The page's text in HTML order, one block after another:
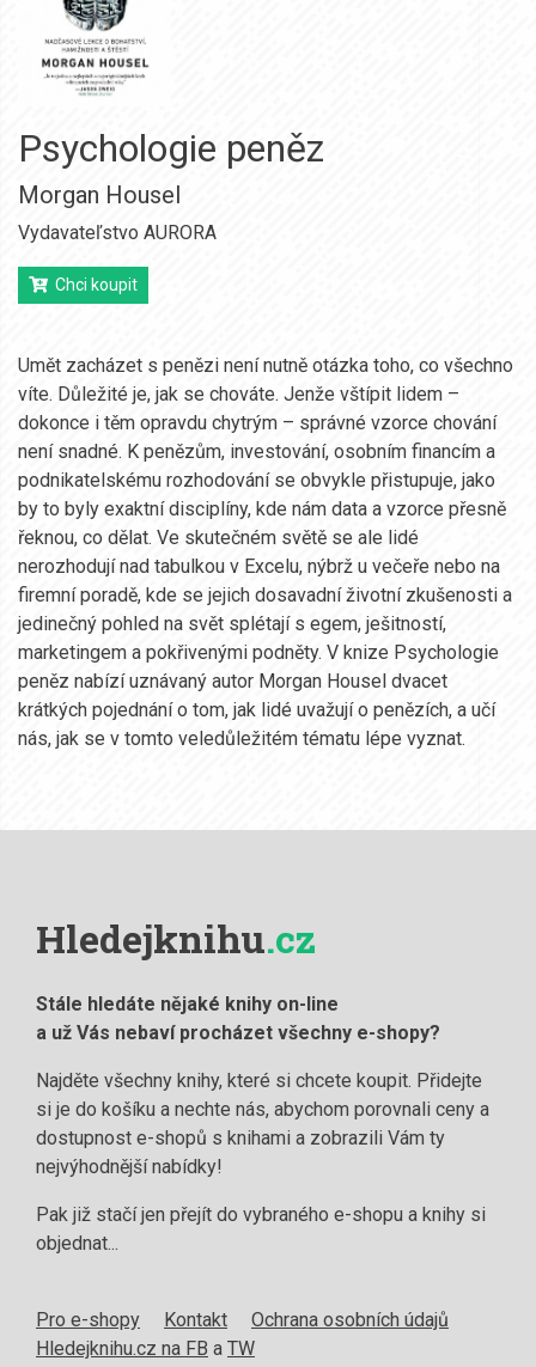
Psychologie peněz
Morgan Housel
Vydavateľstvo AURORA
Chci koupit
Umět zacházet s penězi není nutně otázka toho, co všechno
víte. Důležité je, jak se chováte. Jenže vštípit lidem –
dokonce i těm opravdu chytrým – správné vzorce chování
není snadné. K penězům, investování, osobním financím a
podnikatelskému rozhodování se obvykle přistupuje, jako
by to byly exaktní disciplíny, kde nám data a vzorce přesně
řeknou, co dělat. Ve skutečném světě se ale lidé
nerozhodují nad tabulkou v Excelu, nýbrž u večeře nebo na
firemní poradě, kde se jejich dosavadní životní zkušenosti a
jedinečný pohled na svět splétají s egem, ješitností,
marketingem a pokřivenými podněty. V knize Psychologie
peněz nabízí uznávaný autor Morgan Housel dvacet
krátkých pojednání o tom, jak lidé uvažují o penězích, a učí
nás, jak se v tomto veledůležitém tématu lépe vyznat.
Hledejknihu.cz
Stále hledáte nějaké knihy on-line
a už Vás nebaví procházet všechny e-shopy?
Najděte všechny knihy, které si chcete koupit. Přidejte
si je do košíku a nechte nás, abychom porovnali ceny a
dostupnost e-shopů s knihami a zobrazili Vám ty
nejvýhodnější nabídky!
Pak již stačí jen přejít do vybraného e-shopu a knihy si
objednat...
Pro e-shopy Kontakt
Ochrana osobních údajů
Hledejknihu.cz na FB a TW